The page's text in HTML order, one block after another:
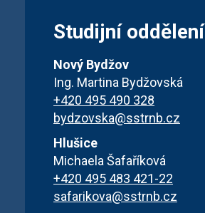
Studijní oddělení
Nový Bydžov
Ing. Martina Bydžovská
+420 495 490 328
bydzovska@sstrnb.cz
Hlušice
Michaela Šafaříková
+420 495 483 421-22
safarikova@sstrnb.cz